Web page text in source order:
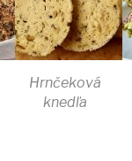
Hrnčeková
knedľa